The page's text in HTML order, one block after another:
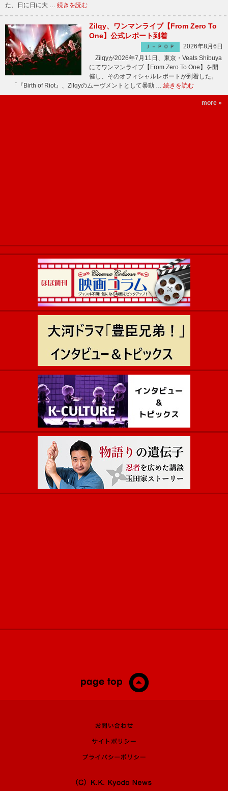
た、日に日に大 … 続きを読む
Zilqy、ワンマンライブ【From Zero To
One】公式レポート到着
Ｊ－ＰＯＰ
2026年8月6日
Zilqyが2026年7月11日、東京・Veats Shibuya
にてワンマンライブ【From Zero To One】を開
催し、そのオフィシャルレポートが到着した。
「『Birth of Riot』、Zilqyのムーヴメントとして暴動 … 続きを読む
more »